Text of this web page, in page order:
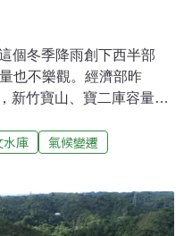
個冬季降雨創下西半部
也不樂觀。經濟部昨
新竹寶山、寶二庫容量
長賴建信也強調，2021年
萬噸，目前仍有1800萬
2026年春季展望」記者會
降雨量創西半部1951年
水庫
氣候變遷